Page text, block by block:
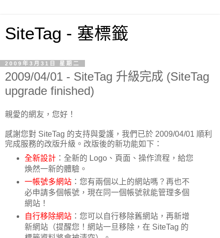
SiteTag - 塞標籤
2009年3月31日 星期二
2009/04/01 - SiteTag 升級完成 (SiteTag
upgrade finished)
親愛的網友，您好！
感謝您對 SiteTag 的支持與愛護，我們已於 2009/04/01 順利
完成服務的改版升級。改版後的新功能如下：
全新設計：全新的 Logo、頁面、操作流程，給您
煥然一新的體驗。
一帳號多網站：您有兩個以上的網站嗎？再也不
必申請多個帳號，現在同一個帳號就能管理多個
網站！
自行移除網站：您可以自行移除舊網站，再新增
新網站（提醒您！網站一旦移除，在 SiteTag 的